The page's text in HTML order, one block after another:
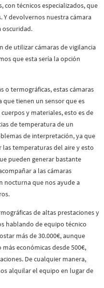
con técnicos especializados, que
Y devolvernos nuestra cámara
oscuridad.
de utilizar cámaras de vigilancia
que esta sería la opción
o termográficas, estas cámaras
tienen un sensor que es
y materiales, esto es de
de temperatura de un
de interpretación, ya que
las temperaturas del aire y esto
pueden generar bastante
a las cámaras
nocturna que nos ayude a
de altas prestaciones y
hablando de equipo técnico
más de 30.000€, aunque
económicas desde 500€,
De cualquier manera,
alquilar el equipo en lugar de